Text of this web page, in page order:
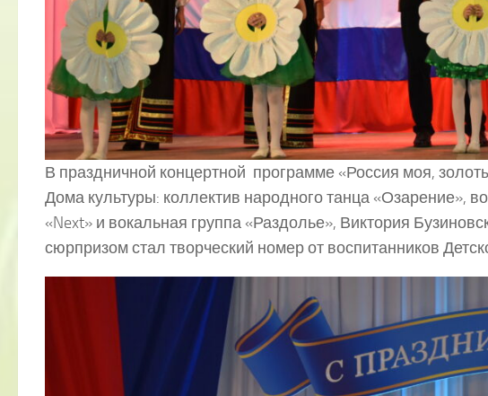
В праздничной концертной программе «Россия моя,
Дома культуры: коллектив народного танца «Озарение»,
«Next» и вокальная группа «Раздолье», Виктория
сюрпризом стал творческий номер от воспитанников